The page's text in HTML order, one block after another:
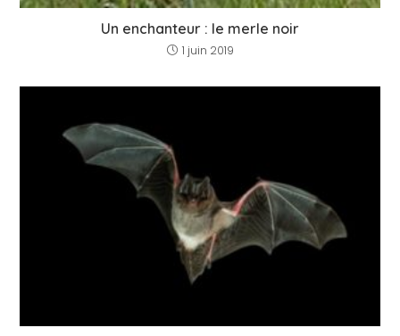
Un enchanteur : le merle noir
1 juin 2019